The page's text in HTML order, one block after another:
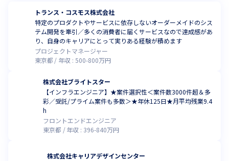
トランス・コスモス株式会社
特定のプロダクトやサービスに依存しないオーダーメイドのシス
テム開発を牽引／多くの消費者に届くサービスなので達成感があ
り、自身のキャリアにとって実りある経験が積めます
プロジェクトマネージャー
東京都
年収 : 500-800万円
株式会社ブライトスター
【インフラエンジニア】★案件選択性＜案件数3000件超＆多
彩／受託/プライム案件も多数＞★年休125日★月平均残業9.4
h
フロントエンドエンジニア
東京都
年収 : 396-840万円
株式会社キャリアデザインセンター